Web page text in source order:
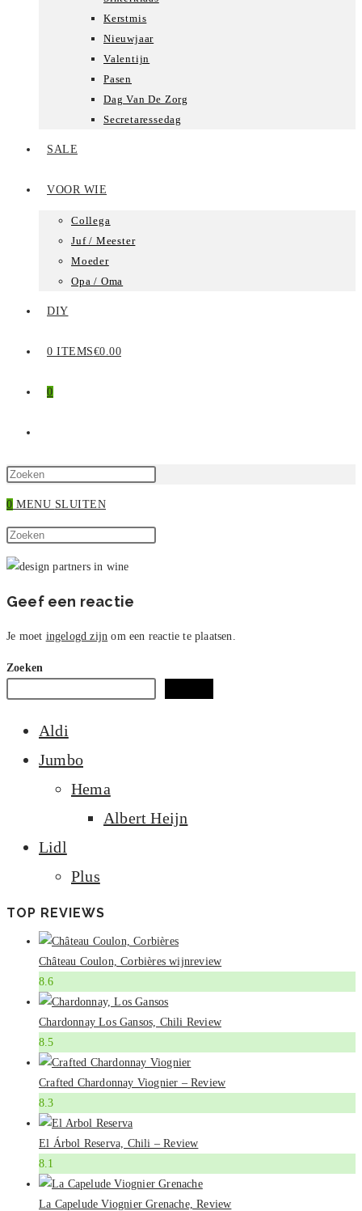
Kerstmis
Nieuwjaar
Valentijn
Pasen
Dag Van De Zorg
Secretaressedag
SALE
VOOR WIE
Collega
Juf / Meester
Moeder
Opa / Oma
DIY
0 ITEMS€0.00
0
ZOEKEN
0 MENU SLUITEN
Zoek
op
site
zoekpaneel
sluiten.
Geef een reactie
Je moet ingelogd zijn om een reactie te plaatsen.
Zoeken
Aldi
Jumbo
Hema
Albert Heijn
Lidl
Plus
TOP REVIEWS
Château Coulon, Corbières wijnreview
8.6
Chardonnay Los Gansos, Chili Review
8.5
Crafted Chardonnay Viognier – Review
8.3
El Árbol Reserva, Chili – Review
8.1
La Capelude Viognier Grenache, Review